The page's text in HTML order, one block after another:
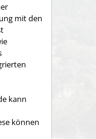
mit den
kann
können